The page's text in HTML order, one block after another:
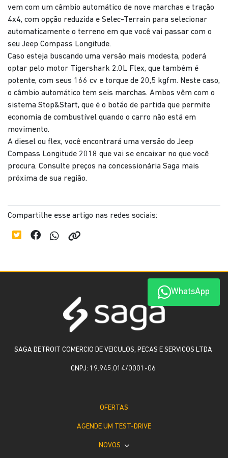
vem com um câmbio automático de nove marchas e tração
4x4, com opção reduzida e Selec-Terrain para selecionar
automaticamente o terreno em que você vai passar com o
seu Jeep Compass Longitude.
Caso esteja buscando uma versão mais modesta, poderá
optar pelo motor Tigershark 2.0L Flex, que também é
potente, com seus 166 cv e torque de 20,5 kgfm. Neste caso,
o câmbio automático tem seis marchas. Ambos vêm com o
sistema Stop&Start, que é o botão de partida que permite
economia de combustível quando o carro não está em
movimento.
A diesel ou flex, você encontrará uma versão do Jeep
Compass Longitude 2018 que vai se encaixar no que você
procura. Consulte preços na concessionária Saga mais
próxima de sua região.
Compartilhe esse artigo nas redes sociais:
WhatsApp
SAGA DETROIT COMERCIO DE VEICULOS, PECAS E SERVICOS LTDA
CNPJ: 19.945.014/0001-06
OFERTAS
AGENDE UM TEST-DRIVE
NOVOS